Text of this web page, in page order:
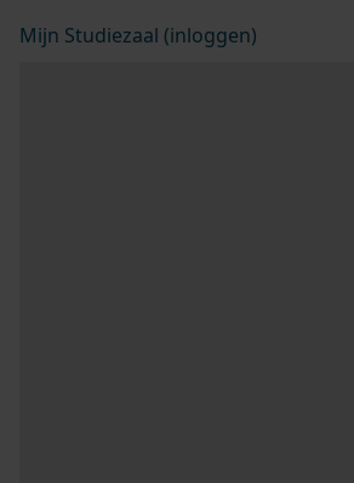
Mijn Studiezaal (inloggen)